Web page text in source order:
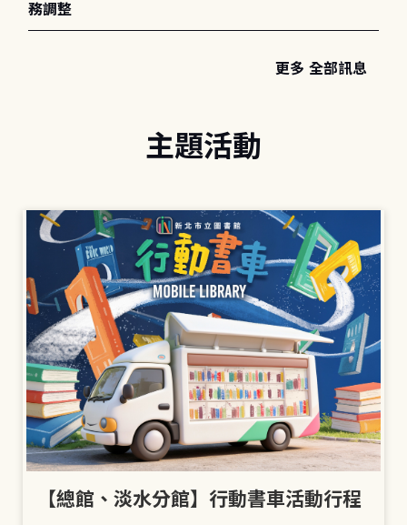
務調整
更多 全部訊息
主題活動
【總館、淡水分館】行動書車活動行程